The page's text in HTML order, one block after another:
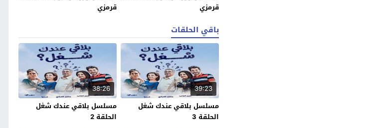
قرمزي
قرمزي
باقي الحلقات
39:23
مسلسل بلاقي عندك شغل
الحلقة 3
38:26
مسلسل بلاقي عندك شغل
الحلقة 2